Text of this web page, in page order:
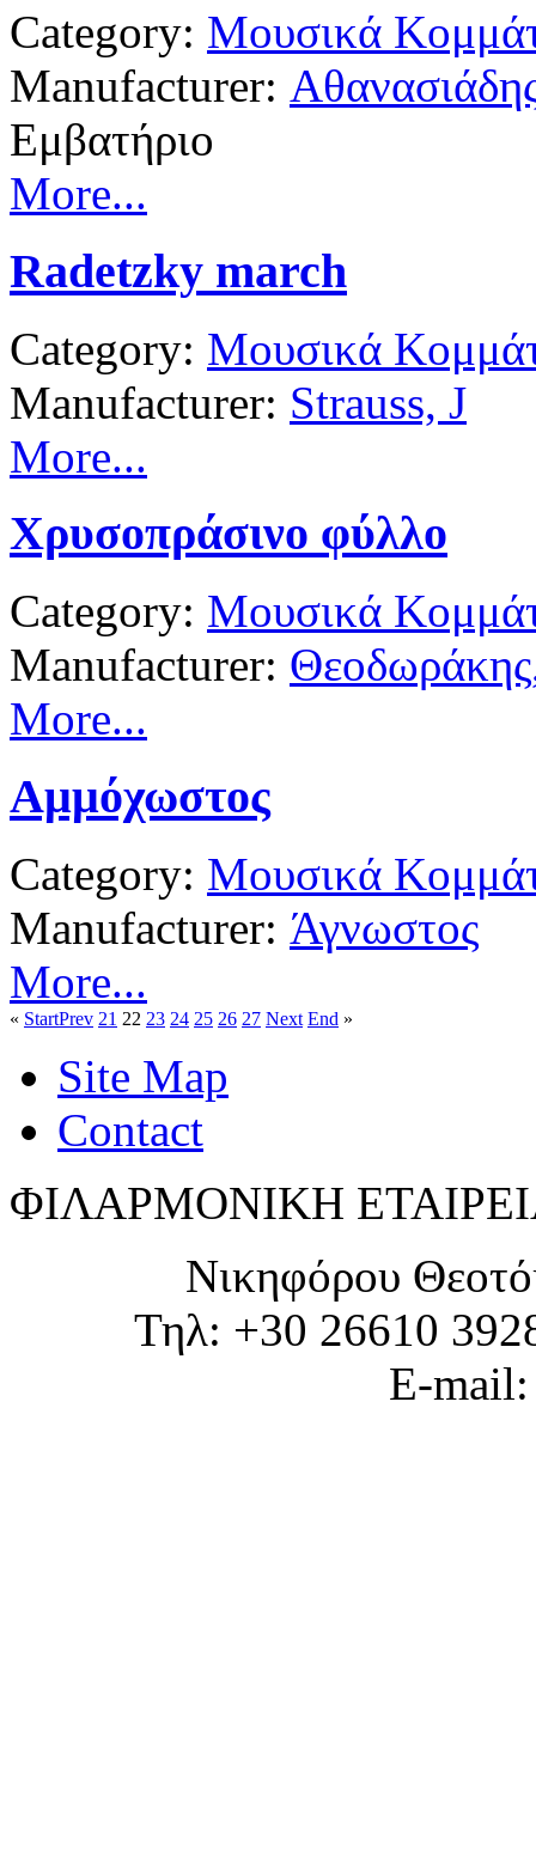
Category: Μουσικά
Manufacturer:
Εμβατήριο
More...
Radetzky march
Category: Μουσικά
Manufacturer: Strauss, J
More...
Χρυσοπράσινο φύλλο
Category: Μουσικά
Manufacturer:
More...
Αμμόχωστος
Category: Μουσικά
Manufacturer: Άγνωστος
More...
« StartPrev 21 22 23 24 25 26 27 Next End »
Site Map
Contact
ΦΙΛΑΡΜΟΝΙΚΗ
Νικηφόρου
Τηλ: +30 26610
E-